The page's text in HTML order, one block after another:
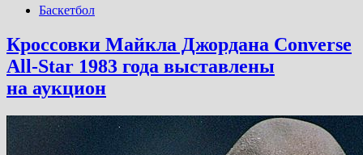
Баскетбол
Кроссовки Майкла Джордана Converse
All-Star 1983 года выставлены
на аукцион